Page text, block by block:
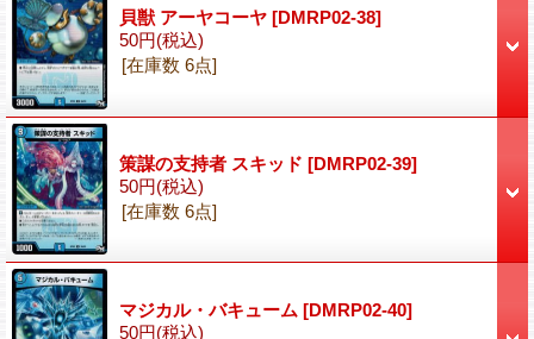
貝獣 アーヤコーヤ [DMRP02-38]
50円(税込)
[在庫数 6点]
策謀の支持者 スキッド [DMRP02-39]
50円(税込)
[在庫数 6点]
マジカル・バキューム [DMRP02-40]
50円(税込)